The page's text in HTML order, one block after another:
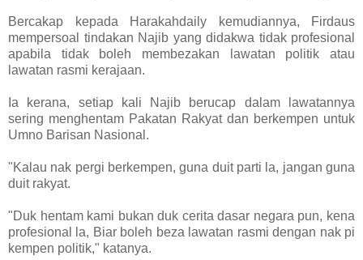
Bercakap kepada Harakahdaily kemudiannya, Firdaus
mempersoal tindakan Najib yang didakwa tidak profesional
apabila tidak boleh membezakan lawatan politik atau
lawatan rasmi kerajaan.
Ia kerana, setiap kali Najib berucap dalam lawatannya
sering menghentam Pakatan Rakyat dan berkempen untuk
Umno Barisan Nasional.
"Kalau nak pergi berkempen, guna duit parti la, jangan guna
duit rakyat.
"Duk hentam kami bukan duk cerita dasar negara pun, kena
profesional la, Biar boleh beza lawatan rasmi dengan nak pi
kempen politik," katanya.